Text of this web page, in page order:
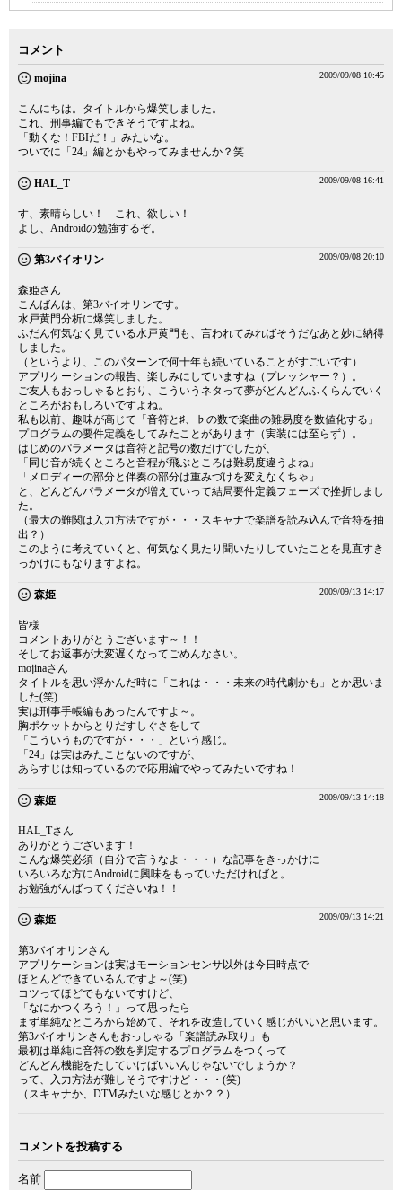
コメント
mojina 2009/09/08 10:45
こんにちは。タイトルから爆笑しました。
これ、刑事編でもできそうですよね。
「動くな！FBIだ！」みたいな。
ついでに「24」編とかもやってみませんか？笑
HAL_T 2009/09/08 16:41
す、素晴らしい！ これ、欲しい！
よし、Androidの勉強するぞ。
第3バイオリン 2009/09/08 20:10
森姫さん
こんばんは、第3バイオリンです。
水戸黄門分析に爆笑しました。
ふだん何気なく見ている水戸黄門も、言われてみればそうだなあと妙に納得
しました。
（というより、このパターンで何十年も続いていることがすごいです）
アプリケーションの報告、楽しみにしていますね（プレッシャー？）。
ご友人もおっしゃるとおり、こういうネタって夢がどんどんふくらんでいく
ところがおもしろいですよね。
私も以前、趣味が高じて「音符と♯、♭の数で楽曲の難易度を数値化する」
プログラムの要件定義をしてみたことがあります（実装には至らず）。
はじめのパラメータは音符と記号の数だけでしたが、
「同じ音が続くところと音程が飛ぶところは難易度違うよね」
「メロディーの部分と伴奏の部分は重みづけを変えなくちゃ」
と、どんどんパラメータが増えていって結局要件定義フェーズで挫折しまし
た。
（最大の難関は入力方法ですが・・・スキャナで楽譜を読み込んで音符を抽
出？）
このように考えていくと、何気なく見たり聞いたりしていたことを見直すき
っかけにもなりますよね。
森姫 2009/09/13 14:17
皆様
コメントありがとうございます～！！
そしてお返事が大変遅くなってごめんなさい。
mojinaさん
タイトルを思い浮かんだ時に「これは・・・未来の時代劇かも」とか思いま
した(笑)
実は刑事手帳編もあったんですよ～。
胸ポケットからとりだすしぐさをして
「こういうものですが・・・」という感じ。
「24」は実はみたことないのですが、
あらすじは知っているので応用編でやってみたいですね！
森姫 2009/09/13 14:18
HAL_Tさん
ありがとうございます！
こんな爆笑必須（自分で言うなよ・・・）な記事をきっかけに
いろいろな方にAndroidに興味をもっていただければと。
お勉強がんばってくださいね！！
森姫 2009/09/13 14:21
第3バイオリンさん
アプリケーションは実はモーションセンサ以外は今日時点で
ほとんどできているんですよ～(笑)
コツってほどでもないですけど、
「なにかつくろう！」って思ったら
まず単純なところから始めて、それを改造していく感じがいいと思います。
第3バイオリンさんもおっしゃる「楽譜読み取り」も
最初は単純に音符の数を判定するプログラムをつくって
どんどん機能をたしていけばいいんじゃないでしょうか？
って、入力方法が難しそうですけど・・・(笑)
（スキャナか、DTMみたいな感じとか？？）
コメントを投稿する
名前